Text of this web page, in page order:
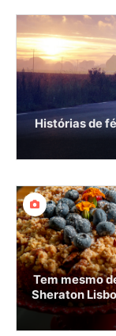
Histórias de
Tem mesmo
Sheraton